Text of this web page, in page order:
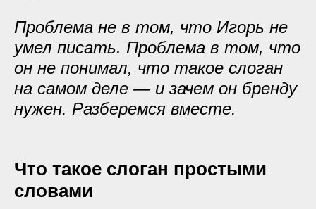
Проблема не в том, что Игорь не
умел писать. Проблема в том, что
он не понимал, что такое слоган
на самом деле — и зачем он бренду
нужен. Разберемся вместе.
Что такое слоган простыми
словами